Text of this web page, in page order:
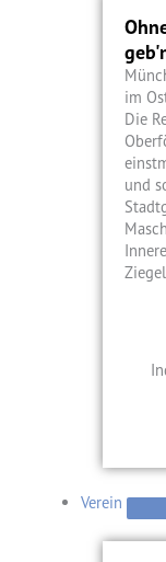
im
Die
und
Verein